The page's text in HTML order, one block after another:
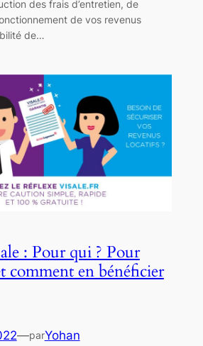
des frais d’entretien, de
de vos revenus
de…
: Pour qui ? Pour
comment en bénéficier
—parYohan